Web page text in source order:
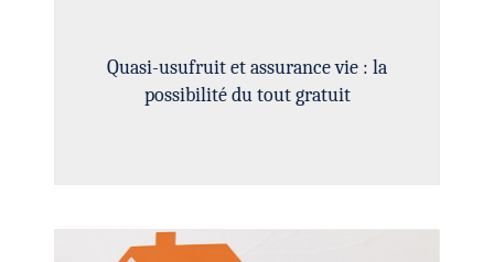
Quasi-usufruit et assurance vie : la
possibilité du tout gratuit